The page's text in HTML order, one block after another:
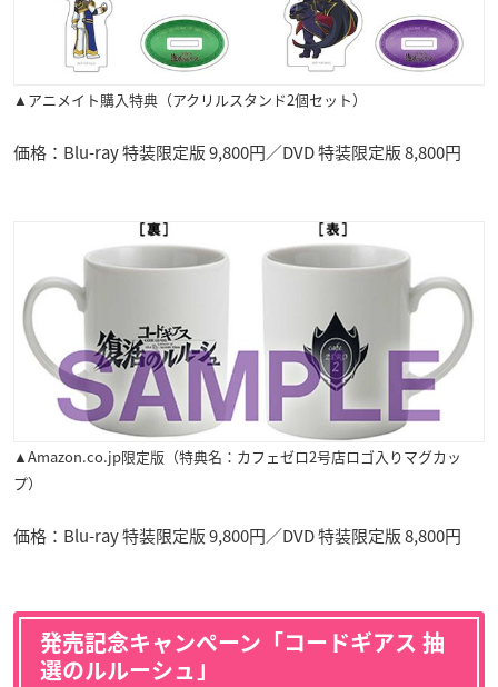
▲アニメイト購入特典（アクリルスタンド2個セット）
価格：Blu-ray 特装限定版 9,800円／DVD 特装限定版 8,800円
▲Amazon.co.jp限定版（特典名：カフェゼロ2号店ロゴ入りマグカッ
プ）
価格：Blu-ray 特装限定版 9,800円／DVD 特装限定版 8,800円
発売記念キャンペーン「コードギアス 抽
選のルルーシュ｣